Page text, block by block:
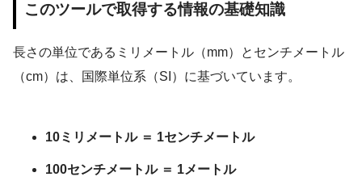
このツールで取得する情報の基礎知識
長さの単位であるミリメートル（mm）とセンチメートル
（cm）は、国際単位系（SI）に基づいています。
10ミリメートル ＝ 1センチメートル
100センチメートル ＝ 1メートル